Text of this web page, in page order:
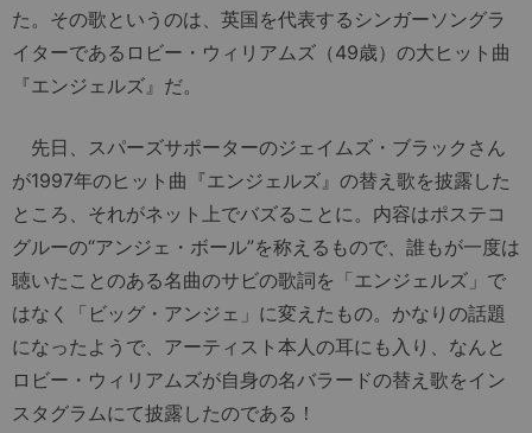
た。その歌というのは、英国を代表するシンガーソングラ
イターであるロビー・ウィリアムズ（49歳）の大ヒット曲
『エンジェルズ』だ。
先日、スパーズサポーターのジェイムズ・ブラックさん
が1997年のヒット曲『エンジェルズ』の替え歌を披露した
ところ、それがネット上でバズることに。内容はポステコ
グルーの“アンジェ・ボール”を称えるもので、誰もが一度は
聴いたことのある名曲のサビの歌詞を「エンジェルズ」で
はなく「ビッグ・アンジェ」に変えたもの。かなりの話題
になったようで、アーティスト本人の耳にも入り、なんと
ロビー・ウィリアムズが自身の名バラードの替え歌をイン
スタグラムにて披露したのである！